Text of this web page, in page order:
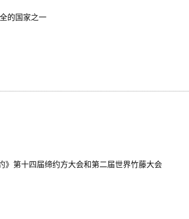
的国家之一
第十四届缔约方大会和第二届世界竹藤大会